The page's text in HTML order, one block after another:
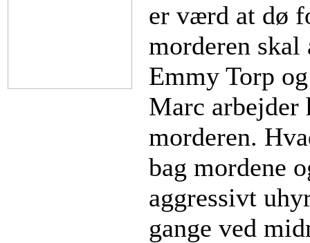
er værd at dø
morderen
Emmy Torp
Marc
morderen.
bag mordene
aggressivt
gange ved